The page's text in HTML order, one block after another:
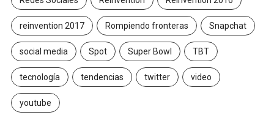
reinvention 2017 Rompiendo fronteras Snapchat
social media Spot Super Bowl TBT
tecnología tendencias twitter video
youtube